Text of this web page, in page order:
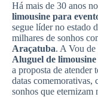
Há mais de 30 anos
limousine para
segue líder no estado
milhares de sonhos
Araçatuba. A Vou
Aluguel de
a proposta de atender
datas comemorativas,
sonhos que eternizam